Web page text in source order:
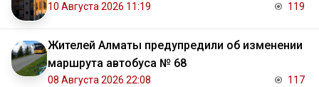
10 Августа 2026 11:19 119
Жителей Алматы предупредили об изменении
маршрута автобуса № 68
08 Августа 2026 22:08 117